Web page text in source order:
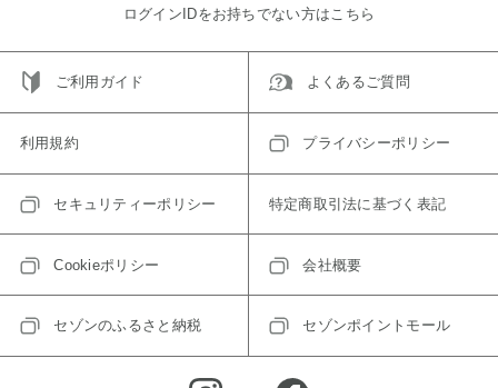
ログインIDをお持ちでない方はこちら
ご利用ガイド よくあるご質問
利用規約 プライバシーポリシー
セキュリティーポリシー 特定商取引法に基づく表記
Cookieポリシー 会社概要
セゾンのふるさと納税 セゾンポイントモール